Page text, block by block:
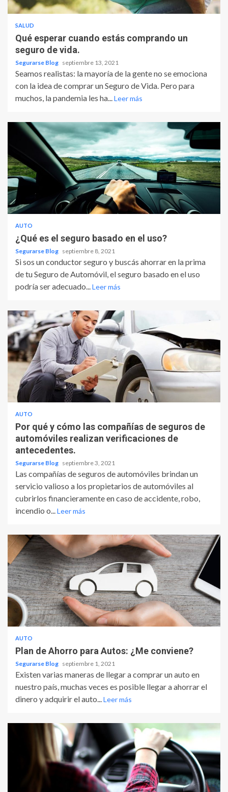
SALUD
Qué esperar cuando estás comprando un
seguro de vida.
Segurarse Blog septiembre 13, 2021
Seamos realistas: la mayoría de la gente no se emociona
con la idea de comprar un Seguro de Vida. Pero para
muchos, la pandemia les ha...Leer más
AUTO
¿Qué es el seguro basado en el uso?
Segurarse Blog septiembre 8, 2021
Si sos un conductor seguro y buscás ahorrar en la prima
de tu Seguro de Automóvil, el seguro basado en el uso
podría ser adecuado...Leer más
AUTO
Por qué y cómo las compañías de seguros de
automóviles realizan verificaciones de
antecedentes.
Segurarse Blog septiembre 3, 2021
Las compañías de seguros de automóviles brindan un
servicio valioso a los propietarios de automóviles al
cubrirlos financieramente en caso de accidente, robo,
incendio o...Leer más
AUTO
Plan de Ahorro para Autos: ¿Me conviene?
Segurarse Blog septiembre 1, 2021
Existen varias maneras de llegar a comprar un auto en
nuestro país, muchas veces es posible llegar a ahorrar el
dinero y adquirir el auto...Leer más